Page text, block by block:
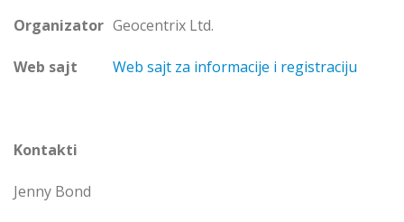
Organizator Geocentrix Ltd.
Web sajt Web sajt za informacije i registraciju
Kontakti
Jenny Bond